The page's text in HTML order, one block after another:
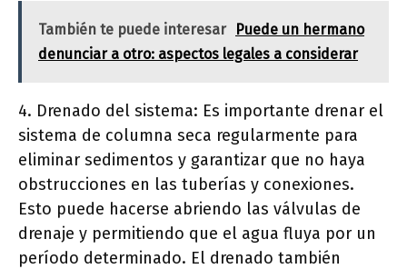
También te puede interesar
Puede un hermano
denunciar a otro: aspectos legales a considerar
4. Drenado del sistema: Es importante drenar el
sistema de columna seca regularmente para
eliminar sedimentos y garantizar que no haya
obstrucciones en las tuberías y conexiones.
Esto puede hacerse abriendo las válvulas de
drenaje y permitiendo que el agua fluya por un
período determinado. El drenado también